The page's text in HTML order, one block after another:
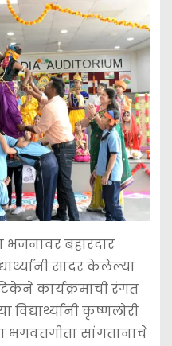
भजनावर बहारदार
सादर केलेल्या
कार्यक्रमाची रंगत
विद्यार्थ्यांनी कृष्णलोरी
भगवतगीता सांगतानाचे